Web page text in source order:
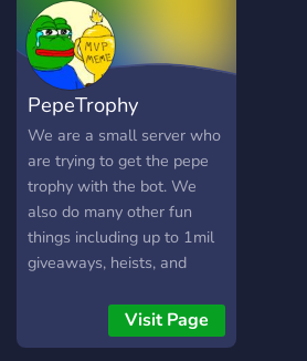
PepeTrophy
We are a small server who
are trying to get the pepe
trophy with the bot. We
also do many other fun
things including up to 1mil
giveaways, heists, and
Visit Page